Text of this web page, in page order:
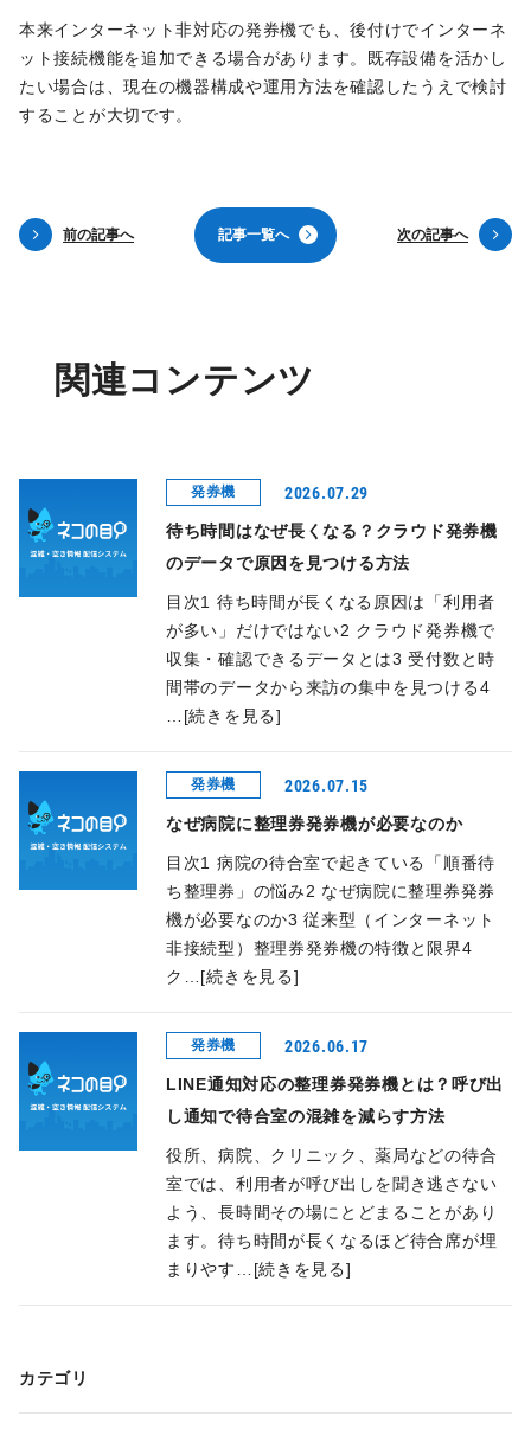
本来インターネット非対応の発券機でも、後付けでインターネ
ット接続機能を追加できる場合があります。既存設備を活かし
たい場合は、現在の機器構成や運用方法を確認したうえで検討
することが大切です。
前の記事へ 記事一覧へ 次の記事へ
関連コンテンツ
発券機 2026.07.29
待ち時間はなぜ長くなる？クラウド発券機
のデータで原因を見つける方法
目次1 待ち時間が長くなる原因は「利用者
が多い」だけではない2 クラウド発券機で
収集・確認できるデータとは3 受付数と時
間帯のデータから来訪の集中を見つける4
…[続きを見る]
発券機 2026.07.15
なぜ病院に整理券発券機が必要なのか
目次1 病院の待合室で起きている「順番待
ち整理券」の悩み2 なぜ病院に整理券発券
機が必要なのか3 従来型（インターネット
非接続型）整理券発券機の特徴と限界4
ク…[続きを見る]
発券機 2026.06.17
LINE通知対応の整理券発券機とは？呼び出
し通知で待合室の混雑を減らす方法
役所、病院、クリニック、薬局などの待合
室では、利用者が呼び出しを聞き逃さない
よう、長時間その場にとどまることがあり
ます。待ち時間が長くなるほど待合席が埋
まりやす…[続きを見る]
カテゴリ